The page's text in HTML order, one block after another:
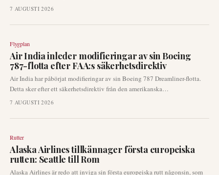
development could lead to significant operational challenges for the
network.
7 AUGUSTI 2026
Flygplan
Air India inleder modifieringar av sin Boeing
787-flotta efter FAA:s säkerhetsdirektiv
Air India har påbörjat modifieringar av sin Boeing 787 Dreamliner-flotta.
Detta sker efter ett säkerhetsdirektiv från den amerikanska
luftfartsmyndigheten FAA (Federal Aviation Administration) som tar upp
fästpunkter.
7 AUGUSTI 2026
Rutter
Alaska Airlines tillkännager första europeiska
rutten: Seattle till Rom
Alaska Airlines är redo att inviga sin första europeiska rutt någonsin, som